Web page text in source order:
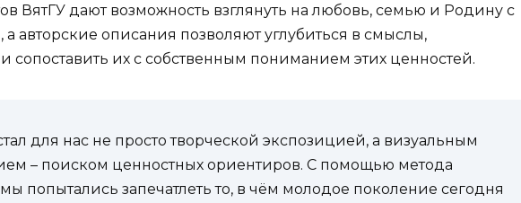
ВятГУ дают возможность взглянуть на любовь, семью и Родину с
а авторские описания позволяют углубиться в смыслы,
сопоставить их с собственным пониманием этих ценностей.
для нас не просто творческой экспозицией, а визуальным
– поиском ценностных ориентиров. С помощью метода
мы попытались запечатлеть то, в чём молодое поколение сегодня